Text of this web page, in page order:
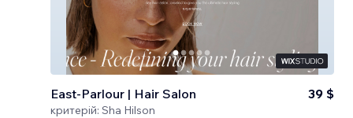
East-Parlour | Hair Salon
критерій: Sha Hilson
39 $